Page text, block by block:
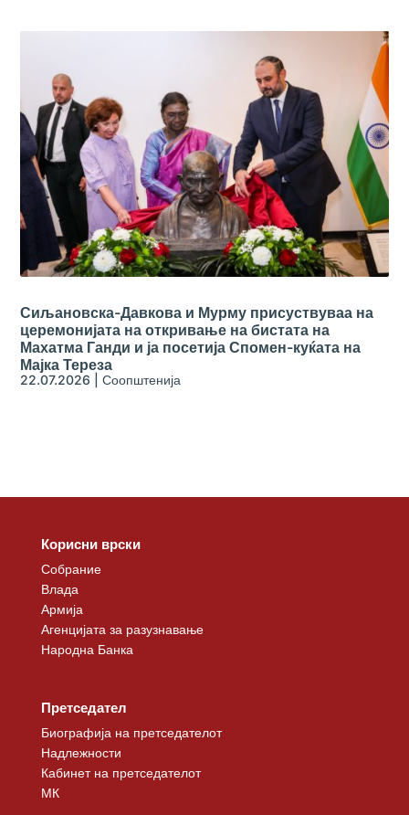
Сиљановска-Давкова и Мурму присуствуваа на
церемонијата на откривање на бистата на
Махатма Ганди и ја посетија Спомен-куќата на
Мајка Тереза
22.07.2026 |Соопштенија
Корисни врски
Собрание
Влада
Армија
Агенцијата за разузнавање
Народна Банка
Претседател
Биографија на претседателот
Надлежности
Кабинет на претседателот
МК